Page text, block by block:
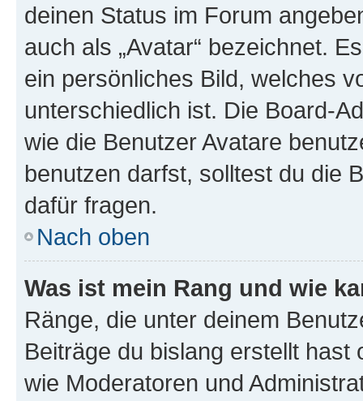
deinen Status im Forum
auch als „Avatar“ bezeichnet.
ein persönliches Bild, welches
unterschiedlich ist. Die Board-
wie die Benutzer Avatare
benutzen darfst, solltest du die
dafür fragen.
Nach oben
Was ist mein Rang und wie
Ränge, die unter deinem
Beiträge du bislang erstellt
wie Moderatoren und